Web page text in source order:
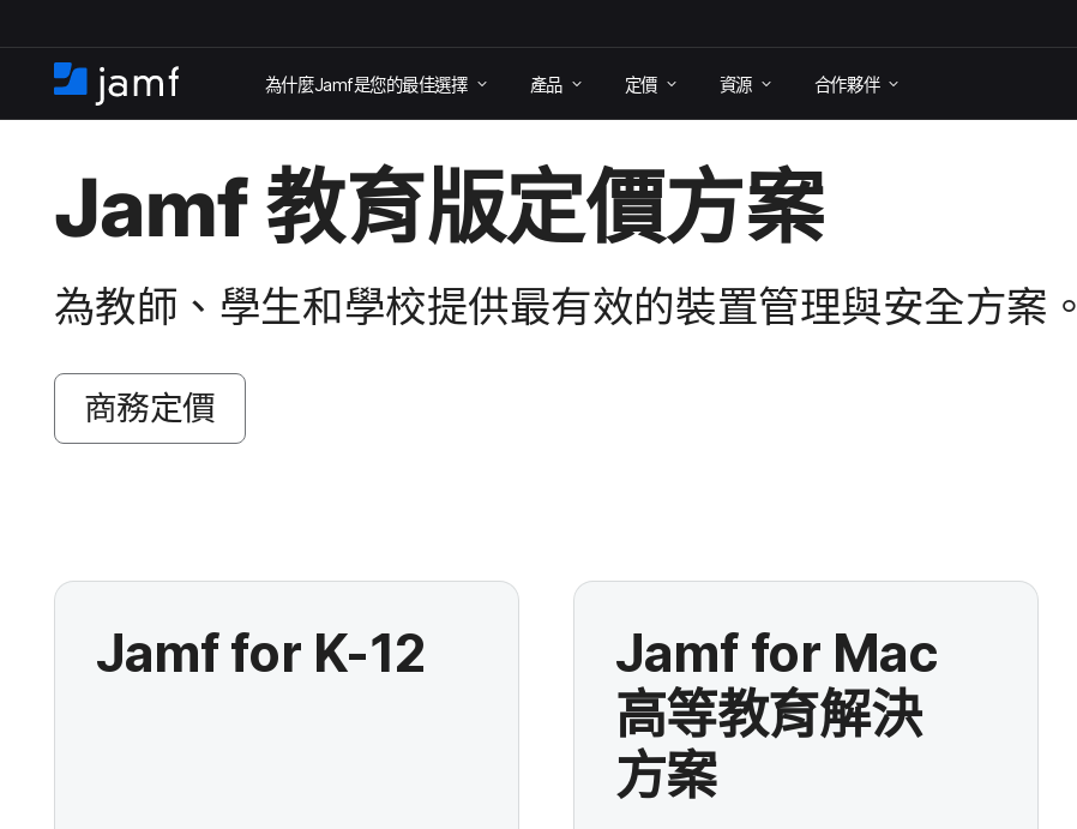
​
至
內
容
住
家
為​什麼Jamf是​您​的​最佳​選擇 產品 定​價 資源 合作​夥伴
Jamf教育版定​價​方案
為​教師、​學生​和​學校​提供​最​有效​的​裝置​管理​與​安全​方案。
商務定​價
Jamf for K-12
Jamf for Mac
高等​教育​解決​
方案